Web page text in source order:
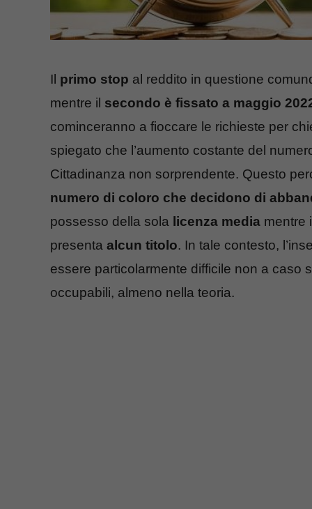
Il primo stop al reddito in questione
mentre il secondo è fissato a maggio
cominceranno a fioccare le richieste per
spiegato che l’aumento costante del
Cittadinanza non sorprendente. Questo
numero di coloro che decidono di
possesso della sola licenza media mentre
presenta alcun titolo. In tale contesto,
essere particolarmente difficile non a caso
occupabili, almeno nella teoria.